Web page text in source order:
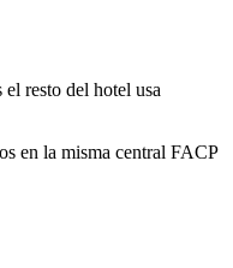
resto del hotel usa
en la misma central FACP